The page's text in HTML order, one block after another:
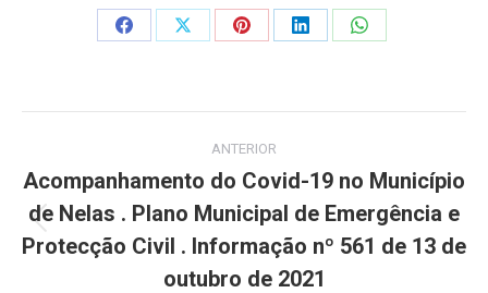
Share
Share
Share
Share
Share
navigation
ANTERIOR
Previous
post:
Acompanhamento do Covid-19 no Município
de Nelas . Plano Municipal de Emergência e
Protecção Civil . Informação nº 561 de 13 de
outubro de 2021